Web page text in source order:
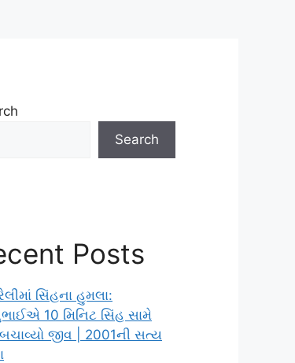
Search
Posts
સિંહના હુમલા:
10 મિનિટ સિંહ સામે
જીવ | 2001ની સત્ય